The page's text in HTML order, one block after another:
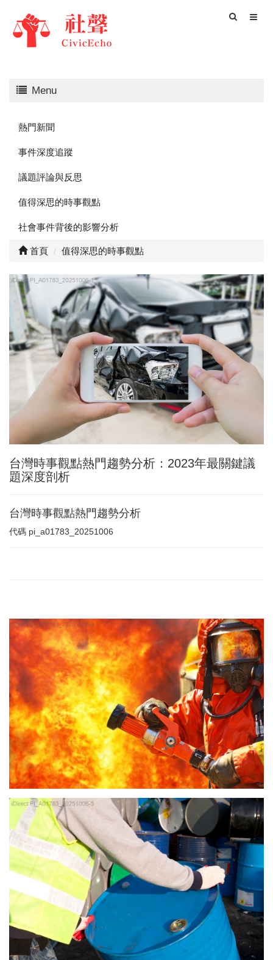
Menu
熱門新聞
事件深度追蹤
議題評論與反思
值得深思的時事觀點
社會事件背後的影響分析
首頁 值得深思的時事觀點
台灣時事觀點熱門趨勢分析：2023年最關鍵議
題深度剖析
台灣時事觀點熱門趨勢分析
代碼 pi_a01783_20251006